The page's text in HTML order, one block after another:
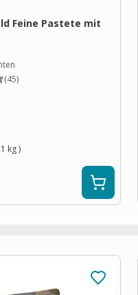
Feine Pastete mit
(45)
kg)